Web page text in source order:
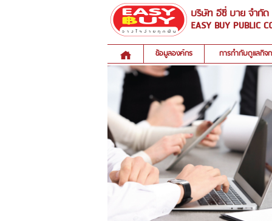
บริษัท อีซี่ บาย จำกัด
EASY BUY PUBLIC
ข้อมูลองค์กร การกำกับดูแลกิจ